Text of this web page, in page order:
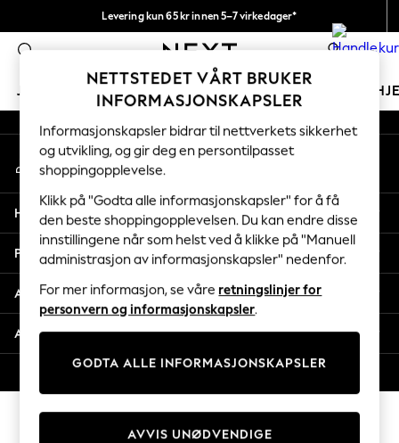
Levering kun 65 kr innen 5–7 virkedager*
Vi betaler alle tollavgifter 0
JENTER GUTTER BABY KVINNER
GIRLS
New In
50 - 92cm (0 - 24 months)
98 - 110cm (3 - 5 years)
116 - 134cm (6 - 9 years)
140 - 174cm (10 - 15+ years)
Trending: Top & Short Sets
Trending: Clogs
Toy Story
THE SET
Coats & Jackets
Sweatshirts & Hoodies
Knitwear
Cardigans
An error occurred on client
Våre sosiale nettverk
Min konto
Logg inn på kontoen din
Hjelp
Personvern & Juridisk
Avdelinger
Andre tjenester
NETTSTEDET VÅRT BRUKER
INFORMASJONSKAPSLER
Informasjonskapsler bidrar til nettverkets sikkerhet
og utvikling, og gir deg en persontilpasset
shoppingopplevelse.
Klikk på "Godta alle informasjonskapsler" for å få
den beste shoppingopplevelsen. Du kan endre disse
innstillingene når som helst ved å klikke på "Manuell
administrasjon av informasjonskapsler" nedenfor.
For mer informasjon, se våre retningslinjer for
personvern og informasjonskapsler.
GODTA ALLE INFORMASJONSKAPSLER
AVVIS UNØDVENDIGE